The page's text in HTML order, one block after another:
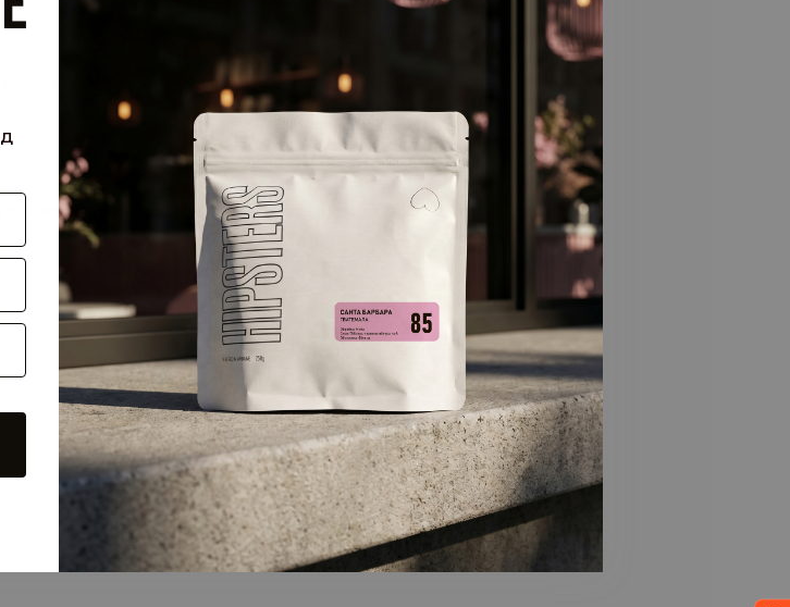
щоб отримувати знижки та відстежувати історію замовлень!